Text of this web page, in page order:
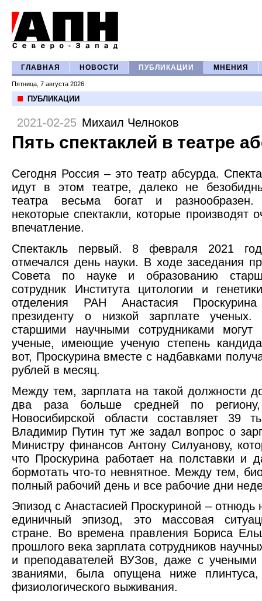
ГЛАВНАЯ НОВОСТИ ПУБЛИКАЦИИ МНЕНИЯ
Пятница, 7 августа 2026
ПУБЛИКАЦИИ
2021-02-25 Михаил Челноков
Пять спектаклей в театре
Сегодня Россия – это театр абсурда.
идут в этом театре, далеко не
театра весьма богат и разнообразен.
некоторые спектакли, которые производят
впечатление.
Спектакль первый. 8 февраля 2021
отмечался день науки. В ходе заседания
Совета по науке и образованию
сотрудник Института цитологии и
отделения РАН Анастасия Проскурина
президенту о низкой зарплате ученых.
старшими научными сотрудниками могут
ученые, имеющие ученую степень
вот, Проскурина вместе с надбавками
рублей в месяц.
Между тем, зарплата на такой должности
два раза больше средней по
Новосибирской области составляет 39
Владимир Путин тут же задал вопрос о
Министру финансов Антону Силуанову,
что Проскурина работает на полставки и
бормотать что-то невнятное. Между тем,
полный рабочий день и все рабочие дни
Эпизод с Анастасией Проскуриной – отнюдь
единичный эпизод, это массовая
стране. Во времена правления Бориса
прошлого века зарплата сотрудников
и преподавателей ВУЗов, даже с учеными
званиями, была опущена ниже
физиологического выживания.